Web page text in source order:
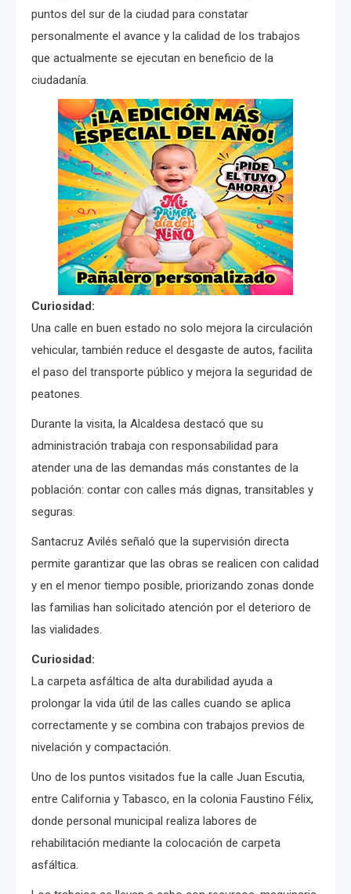
puntos del sur de la ciudad para constatar
personalmente el avance y la calidad de los trabajos
que actualmente se ejecutan en beneficio de la
ciudadanía.
Curiosidad:
Una calle en buen estado no solo mejora la circulación
vehicular, también reduce el desgaste de autos, facilita
el paso del transporte público y mejora la seguridad de
peatones.
Durante la visita, la Alcaldesa destacó que su
administración trabaja con responsabilidad para
atender una de las demandas más constantes de la
población: contar con calles más dignas, transitables y
seguras.
Santacruz Avilés señaló que la supervisión directa
permite garantizar que las obras se realicen con calidad
y en el menor tiempo posible, priorizando zonas donde
las familias han solicitado atención por el deterioro de
las vialidades.
Curiosidad:
La carpeta asfáltica de alta durabilidad ayuda a
prolongar la vida útil de las calles cuando se aplica
correctamente y se combina con trabajos previos de
nivelación y compactación.
Uno de los puntos visitados fue la calle Juan Escutia,
entre California y Tabasco, en la colonia Faustino Félix,
donde personal municipal realiza labores de
rehabilitación mediante la colocación de carpeta
asfáltica.